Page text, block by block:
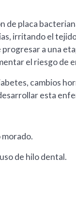
de placa
irritando el
a una
el riesgo de
cambios
esta
morado.
de hilo dental.